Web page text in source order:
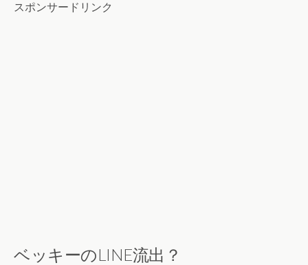
スポンサードリンク
ベッキーのLINE流出？